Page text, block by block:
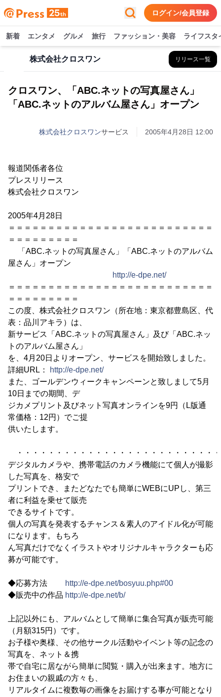
ログイン/会員登録
新着 エンタメ グルメ 旅行 ファッション・美容 ライフスタ
株式会社クロスワン リリース一覧
クロスワン、「ABC.ネットの写真屋さん」
「ABC.ネットのアルバム屋さん」オープン
株式会社クロスワンサービス 2005年4月28日 12:00
報道関係者各位
プレスリリース
株式会社クロスワン
2005年4月28日
＝＝＝＝＝＝＝＝＝＝＝＝＝＝＝＝＝＝＝＝＝＝＝＝＝＝
＝＝＝＝＝＝＝＝＝
「ABC.ネットの写真屋さん」「ABC.ネットのアルバム
屋さん」オープン
http://e-dpe.net/
＝＝＝＝＝＝＝＝＝＝＝＝＝＝＝＝＝＝＝＝＝＝＝＝＝＝
＝＝＝＝＝＝＝＝＝
この度、株式会社クロスワン（所在地：東京都豊島区、代
表：品川アキラ）は、
新サービス「ABC.ネットの写真屋さん」及び「ABC.ネッ
トのアルバム屋さん」
を、4月20日よりオープン、サービスを開始致しました。
詳細URL：
http://e-dpe.net/
また、ゴールデンウィークキャンペーンと致しまして5月
10日までの期間、デ
ジカメプリント及びネット写真オンラインを9円（L版通
常価格：12円）でご提
供いたします。
・・・・・・・・・・・・・・・・・・・・・・・・・
デジタルカメラや、携帯電話のカメラ機能にて個人が撮影
した写真を、格安で
プリントでき、またどなたでも簡単にWEBにUPし、第三
者に利益を乗せて販売
できるサイトです。
個人の写真を発表するチャンス＆素人のアイドル化が可能
になります。もちろ
ん写真だけでなくイラストやオリジナルキャラクターも応
募が可能です。
◆応募方法
http://e-dpe.net/bosyuu.php#00
◆販売中の作品 http://e-dpe.net/b/
上記以外にも、アルバムとして簡単に集合写真が販売可能
（月額315円）です。
お子様や奥様、その他サークル活動やイベント等の記念の
写真を、ネット＆携
帯で自宅に居ながら簡単に閲覧・購入が出来ます。地方に
お住まいの親戚の方々も、
リアルタイムに複数毎の画像をお届けする事が可能となり